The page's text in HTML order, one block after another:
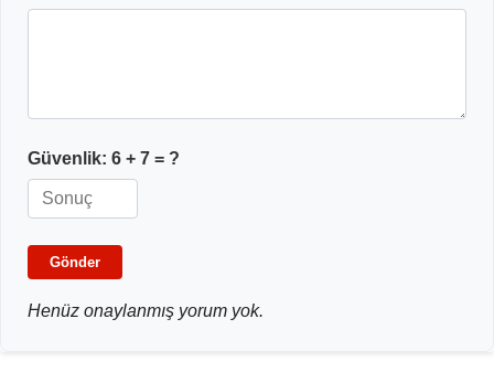
Güvenlik: 6 + 7 = ?
Gönder
Henüz onaylanmış yorum yok.